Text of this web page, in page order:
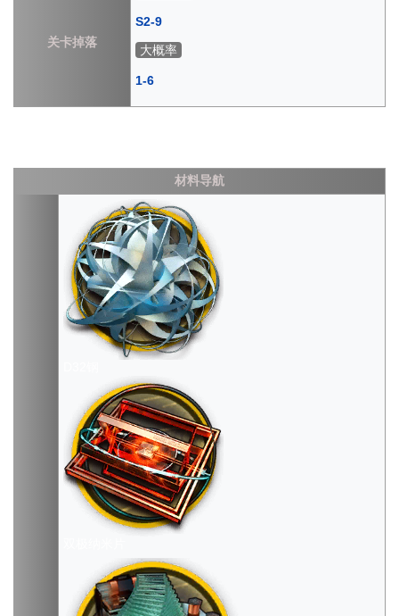
关卡掉落
S2-9
大概率
1-6
材料导航